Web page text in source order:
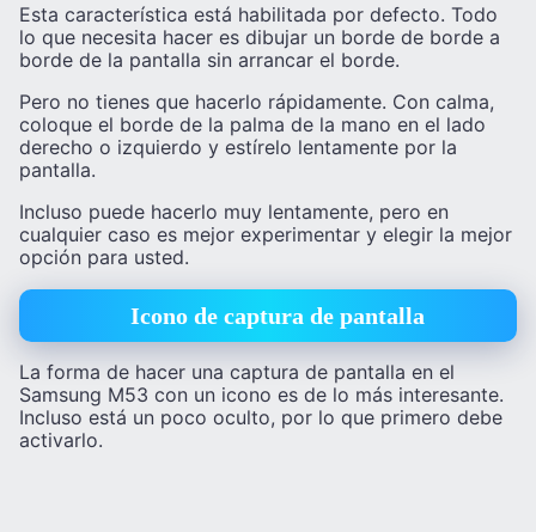
Esta característica está habilitada por defecto. Todo
lo que necesita hacer es dibujar un borde de borde a
borde de la pantalla sin arrancar el borde.
Pero no tienes que hacerlo rápidamente. Con calma,
coloque el borde de la palma de la mano en el lado
derecho o izquierdo y estírelo lentamente por la
pantalla.
Incluso puede hacerlo muy lentamente, pero en
cualquier caso es mejor experimentar y elegir la mejor
opción para usted.
Icono de captura de pantalla
La forma de hacer una captura de pantalla en el
Samsung M53 con un icono es de lo más interesante.
Incluso está un poco oculto, por lo que primero debe
activarlo.